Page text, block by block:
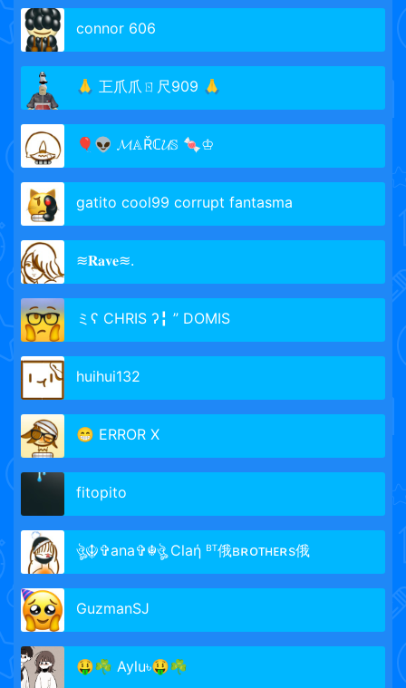
connor 606
🙏 㠪爪爪ㄖ尺909 🙏
🎈👽 𝓜𝔸Řℂ𝓤𝕊 🍬♔
gatito cool99 corrupt fantasma
≋𝐑𝐚𝐯𝐞≋.
ミʕ CHRIS ʔ╏ ” DOMIS
huihui132
😁 ERROR X
fitopito
ঔৣ☬✞ana✞☬ঔৣ Claή ᴮᵀ俄ʙʀᴏᴛʜᴇʀs俄
GuzmanSJ
🤑☘ Aylu৳🤑☘